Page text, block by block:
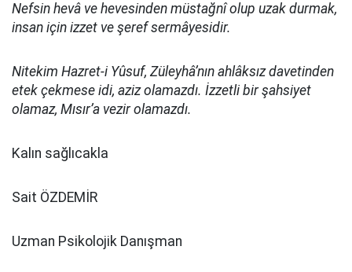
Nefsin hevâ ve hevesinden müstağnî olup uzak durmak,
insan için izzet ve şeref sermâyesidir.
Nitekim Hazret-i Yûsuf, Züleyhâ’nın ahlâksız davetinden
etek çekmese idi, aziz olamazdı. İzzetli bir şahsiyet
olamaz, Mısır’a vezir olamazdı.
Kalın sağlıcakla
Sait ÖZDEMİR
Uzman Psikolojik Danışman